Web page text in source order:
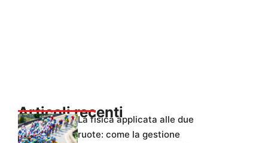
Articoli recentiLa fisica applicata alle due
ruote: come la gestione